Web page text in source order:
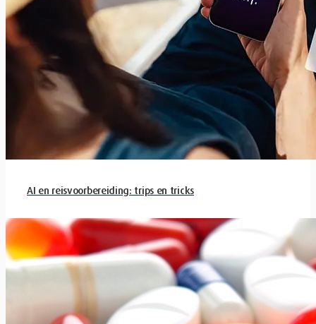
AI en reisvoorbereiding: trips en tricks